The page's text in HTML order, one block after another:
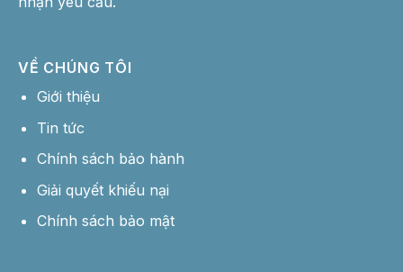
VỀ CHÚNG TÔI
Tin tức
Chính sách bảo hành
Giải quyết khiếu nại
Chính sách bảo mật
DỊCH VỤ NỔI BẬT